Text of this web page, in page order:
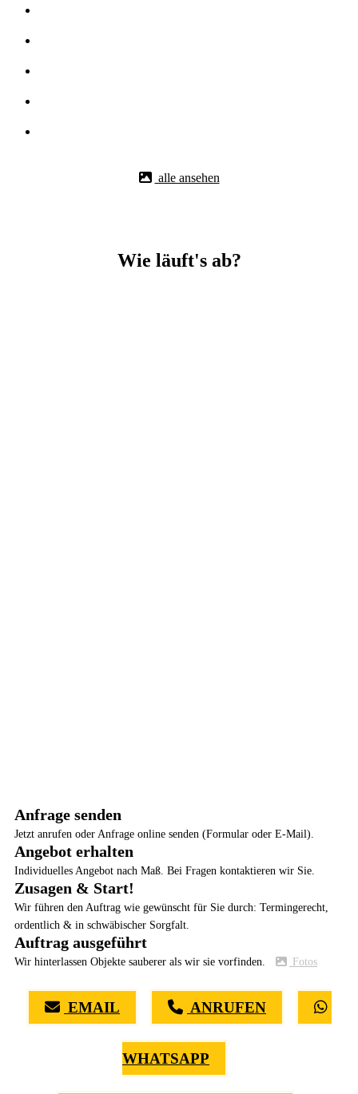
alle ansehen
Wie läuft's ab?
Anfrage senden
Jetzt anrufen oder Anfrage online senden (Formular oder E-Mail).
Angebot erhalten
Individuelles Angebot nach Maß. Bei Fragen kontaktieren wir Sie.
Zusagen & Start!
Wir führen den Auftrag wie gewünscht für Sie durch: Termingerecht,
ordentlich & in schwäbischer Sorgfalt.
Auftrag ausgeführt
Wir hinterlassen Objekte sauberer als wir sie vorfinden. Fotos
EMAIL ANRUFEN
WHATSAPP